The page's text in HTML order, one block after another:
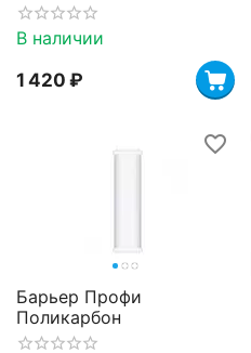
В наличии
1 420 ₽
Барьер Профи
Поликарбон